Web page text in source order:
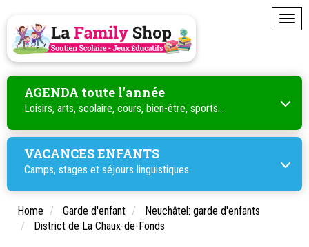
AGENDA toute l'année
Loisirs, arts, scolaire, cours, bien-être, sports...
VACANCES ENFANTS
Camps, stages et séjours linguistiques
Home Garde d'enfant
Neuchâtel: garde d'enfants
District de La Chaux-de-Fonds